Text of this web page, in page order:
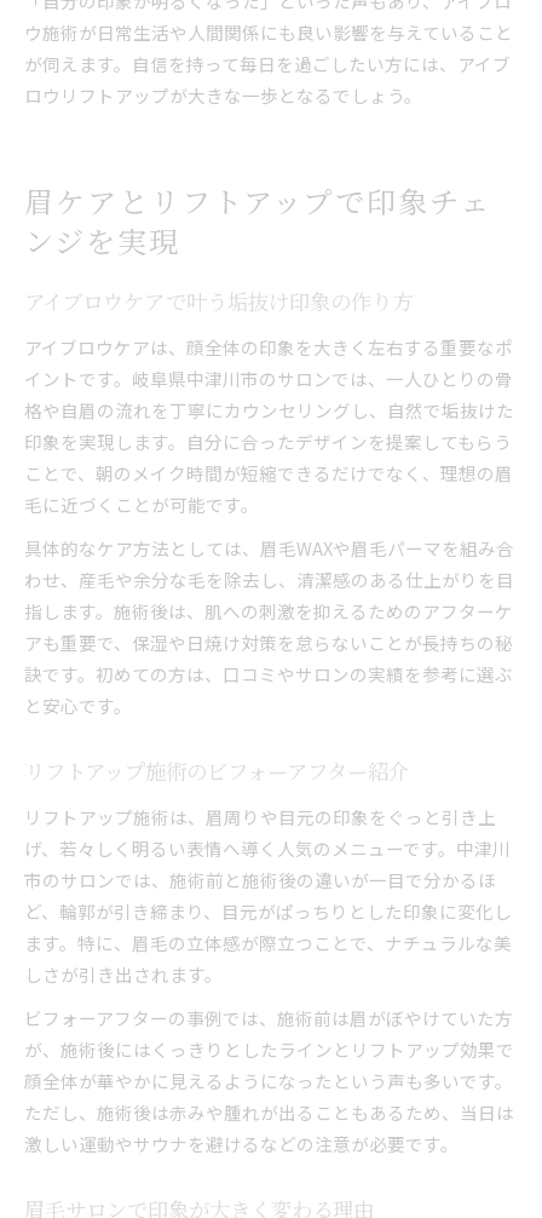
ウ施術が日常生活や人間関係にも良い影響を与えていること
が伺えます。自信を持って毎日を過ごしたい方には、アイブ
ロウリフトアップが大きな一歩となるでしょう。
眉ケアとリフトアップで印象チェ
ンジを実現
アイブロウケアで叶う垢抜け印象の作り方
アイブロウケアは、顔全体の印象を大きく左右する重要なポ
イントです。岐阜県中津川市のサロンでは、一人ひとりの骨
格や自眉の流れを丁寧にカウンセリングし、自然で垢抜けた
印象を実現します。自分に合ったデザインを提案してもらう
ことで、朝のメイク時間が短縮できるだけでなく、理想の眉
毛に近づくことが可能です。
具体的なケア方法としては、眉毛WAXや眉毛パーマを組み合
わせ、産毛や余分な毛を除去し、清潔感のある仕上がりを目
指します。施術後は、肌への刺激を抑えるためのアフターケ
アも重要で、保湿や日焼け対策を怠らないことが長持ちの秘
訣です。初めての方は、口コミやサロンの実績を参考に選ぶ
と安心です。
リフトアップ施術のビフォーアフター紹介
リフトアップ施術は、眉周りや目元の印象をぐっと引き上
げ、若々しく明るい表情へ導く人気のメニューです。中津川
市のサロンでは、施術前と施術後の違いが一目で分かるほ
ど、輪郭が引き締まり、目元がぱっちりとした印象に変化し
ます。特に、眉毛の立体感が際立つことで、ナチュラルな美
しさが引き出されます。
ビフォーアフターの事例では、施術前は眉がぼやけていた方
が、施術後にはくっきりとしたラインとリフトアップ効果で
顔全体が華やかに見えるようになったという声も多いです。
ただし、施術後は赤みや腫れが出ることもあるため、当日は
激しい運動やサウナを避けるなどの注意が必要です。
眉毛サロンで印象が大きく変わる理由